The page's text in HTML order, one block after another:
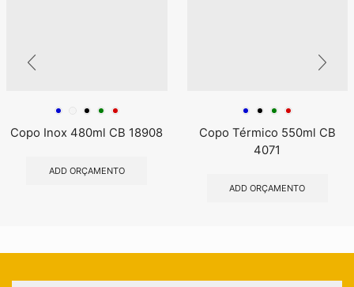
Copo Inox 480ml CB 18908
ADD ORÇAMENTO
Copo Térmico 550ml CB
4071
ADD ORÇAMENTO